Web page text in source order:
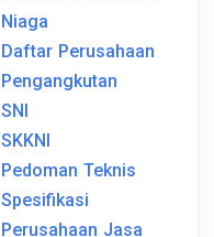
Niaga
Daftar Perusahaan
Pengangkutan
SNI
SKKNI
Pedoman Teknis
Spesifikasi
Perusahaan Jasa